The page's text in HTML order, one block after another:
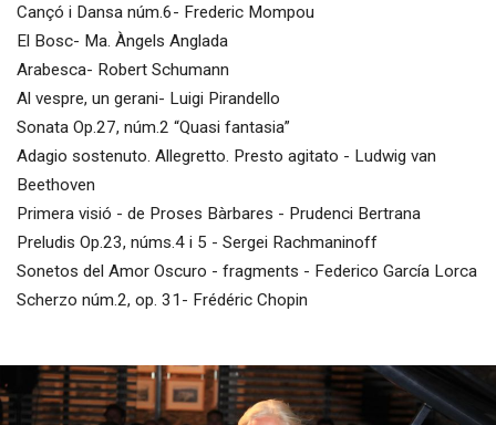
Cançó i Dansa núm.6- Frederic Mompou
El Bosc- Ma. Àngels Anglada
Arabesca- Robert Schumann
Al vespre, un gerani- Luigi Pirandello
Sonata Op.27, núm.2 “Quasi fantasia”
Adagio sostenuto. Allegretto. Presto agitato - Ludwig van
Beethoven
Primera visió - de Proses Bàrbares - Prudenci Bertrana
Preludis Op.23, núms.4 i 5 - Sergei Rachmaninoff
Sonetos del Amor Oscuro - fragments - Federico García Lorca
Scherzo núm.2, op. 31- Frédéric Chopin